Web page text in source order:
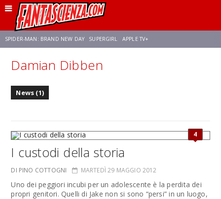
SPIDER-MAN: BRAND NEW DAY SUPERGIRL APPLE TV+
FRANCO RICCIARDIELLO ZENDAYA STAR TREK
Damian Dibben
News (1)
4
I custodi della storia
DI PINO COTTOGNI MARTEDÌ 29 MAGGIO 2012
Uno dei peggiori incubi per un adolescente è la perdita dei
propri genitori. Quelli di Jake non si sono “persi” in un luogo,